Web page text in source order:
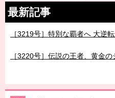
最新記事
［3219号］特別な覇者へ 大逆
［3220号］伝説の王者、黄金の
［3230号］世界一への夢は終わ